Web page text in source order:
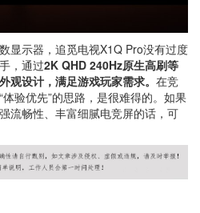
显示器，追觅电视X1Q Pro没有过度
，通过2K QHD 240Hz原生高刷等
观设计，满足游戏玩家需求。 在竞
验优先”的思路，是很难得的。如果
流畅性、丰富细腻电竞屏的话，可